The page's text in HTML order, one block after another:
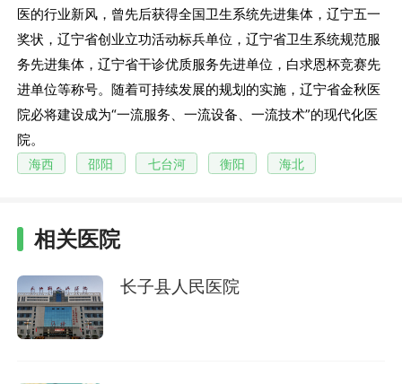
医的行业新风，曾先后获得全国卫生系统先进集体，辽宁五一
奖状，辽宁省创业立功活动标兵单位，辽宁省卫生系统规范服
务先进集体，辽宁省干诊优质服务先进单位，白求恩杯竞赛先
进单位等称号。随着可持续发展的规划的实施，辽宁省金秋医
院必将建设成为“一流服务、一流设备、一流技术”的现代化医
院。
海西 邵阳 七台河 衡阳 海北
相关医院
长子县人民医院